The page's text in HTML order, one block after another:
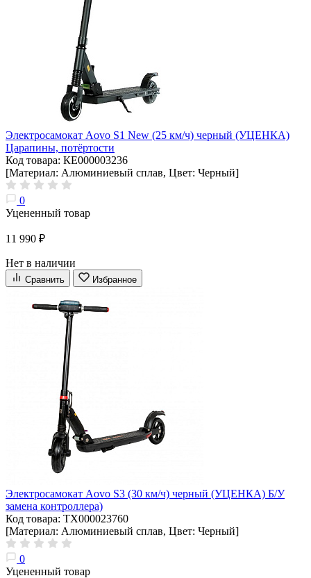
Электросамокат Aovo S1 New (25 км/ч) черный (УЦЕНКА)
Царапины, потёртости
Код товара: КЕ000003236
[Материал: Алюминиевый сплав, Цвет: Черный]
0
Уцененный товар
11 990 ₽
Нет в наличии
Сравнить Избранное
Электросамокат Aovo S3 (30 км/ч) черный (УЦЕНКА) Б/У
замена контроллера)
Код товара: ТХ000023760
[Материал: Алюминиевый сплав, Цвет: Черный]
0
Уцененный товар